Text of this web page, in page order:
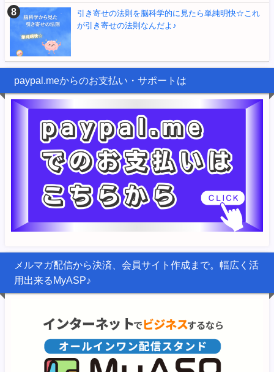
引き寄せの法則を脳科学的に見たら単純明快☆これ
が引き寄せの法則なんだよ♪
paypal.meからのお支払い・サポートは
メルマガ配信から決済、会員サイト作成まで。幅広く活
用出来るMyASP♪